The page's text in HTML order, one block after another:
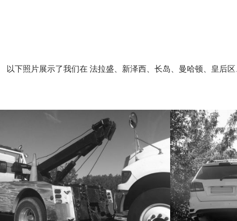
以下照片展示了我们在 法拉盛、新泽西、长岛、曼哈顿、皇后